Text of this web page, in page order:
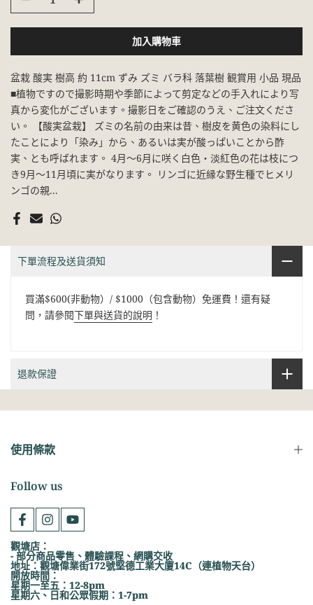
加入購物車
盆栽 酸実 樹高 約 11cm ずみ ズミ バラ科 落葉樹 観賞用 小品 現品
■植物ですので撮影時期や季節によって剪定などの手入れにより写
真から変化がございます。撮影日をご確認のうえ、ご注文くださ
い。 【酸実盆栽】 ズミの名前の由来は昔、樹皮を黄色の染料にし
たことにより「染み」から、あるいは実が酸っぱいことから酢
実、とも呼ばれます。 4月～6月に咲く白色・淡紅色の花は枝につ
き9月～11月頃に実がなります。 リンゴに近縁な野生種でヒメリ
ンゴの親...
下單流程及送貨須知
買滿$600(非動物）/ $1000（包含動物）免運費！還有疑
問，請參閱下單與送貨的說明 ！
退款保證
使用條款
Follow us
觀塘店：
- 部分商品零售、體驗課程、網購交收
地址：觀塘偉業街172號堅德工業大廈14C（連植物天台）
開放時間：
星期一至五：12-8pm
星期六、日和公眾假期：1-7pm